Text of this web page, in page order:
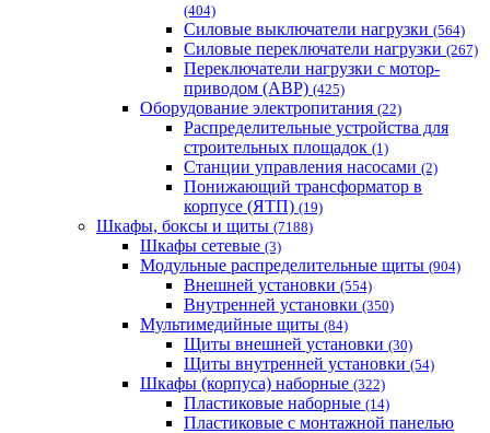
(404)
Силовые выключатели нагрузки (564)
Cиловые переключатели нагрузки (267)
Переключатели нагрузки с мотор-
приводом (АВР) (425)
Оборудование электропитания (22)
Распределительные устройства для
строительных площадок (1)
Станции управления насосами (2)
Понижающий трансформатор в
корпусе (ЯТП) (19)
Шкафы, боксы и щиты (7188)
Шкафы сетевые (3)
Модульные распределительные щиты (904)
Внешней установки (554)
Внутренней установки (350)
Мультимедийные щиты (84)
Щиты внешней установки (30)
Щиты внутренней установки (54)
Шкафы (корпуса) наборные (322)
Пластиковые наборные (14)
Пластиковые с монтажной панелью